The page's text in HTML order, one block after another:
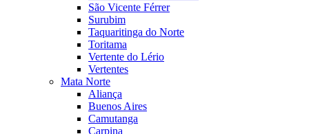
São Vicente Férrer
Surubim
Taquaritinga do Norte
Toritama
Vertente do Lério
Vertentes
Mata Norte
Aliança
Buenos Aires
Camutanga
Carpina